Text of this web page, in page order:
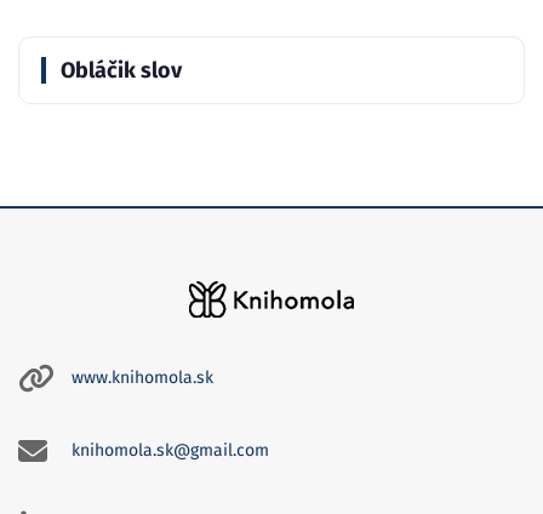
Obláčik slov
www.knihomola.sk
knihomola.sk@gmail.com